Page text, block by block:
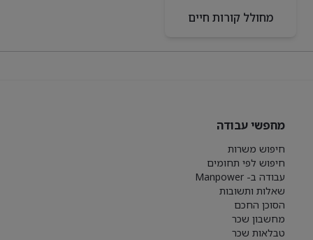
מחולל קורות חיים
מחפשי עבודה
חיפוש משרות
חיפוש לפי תחומים
עבודה ב- Manpower
שאלות ותשובות
הסוכן החכם
מחשבון שכר
טבלאות שכר